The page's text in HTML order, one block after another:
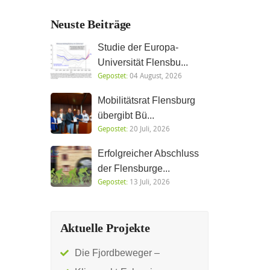
Neuste Beiträge
Studie der Europa-
Universität Flensbu...
Gepostet:04 August, 2026
Mobilitätsrat Flensburg
übergibt Bü...
Gepostet:20 Juli, 2026
Erfolgreicher Abschluss
der Flensburge...
Gepostet:13 Juli, 2026
Aktuelle Projekte
Die Fjordbeweger –